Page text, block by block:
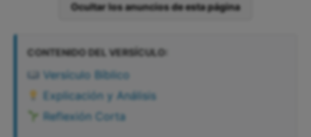
Ocultar los anuncios de esta página
CONTENIDO DEL VERSÍCULO:
Versículo Bíblico
Explicación y Análisis
Reflexión Corta